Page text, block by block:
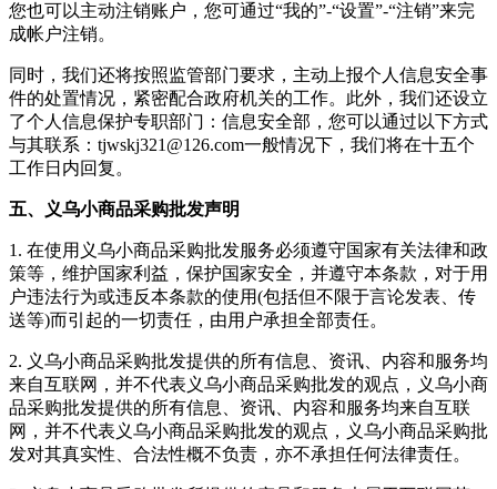
您也可以主动注销账户，您可通过“我的”-“设置”-“注销”来完
成帐户注销。
同时，我们还将按照监管部门要求，主动上报个人信息安全事
件的处置情况，紧密配合政府机关的工作。此外，我们还设立
了个人信息保护专职部门：信息安全部，您可以通过以下方式
与其联系： tjwskj321@126.com一般情况下，我们将在十五个
工作日内回复。
五、义乌小商品采购批发声明
1. 在使用 义乌小商品采购批发服务必须遵守国家有关法律和政
策等，维护国家利益，保护国家安全，并遵守本条款，对于用
户违法行为或违反本条款的使用(包括但不限于言论发表、传
送等)而引起的一切责任，由用户承担全部责任。
2. 义乌小商品采购批发提供的所有信息、资讯、内容和服务均
来自互联网，并不代表 义乌小商品采购批发的观点， 义乌小商
品采购批发提供的所有信息、资讯、内容和服务均来自互联
网，并不代表 义乌小商品采购批发的观点， 义乌小商品采购批
发对其真实性、合法性概不负责，亦不承担任何法律责任。